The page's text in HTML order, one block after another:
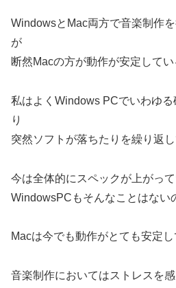
WindowsとMac両方で音楽制作
が
断然Macの方が動作が安定してい
私はよくWindows PCでいわゆ
り
突然ソフトが落ちたりを繰り返し
今は全体的にスペックが上がっ
WindowsPCもそんなことはない
Macは今でも動作がとても安定し
音楽制作においてはストレスを